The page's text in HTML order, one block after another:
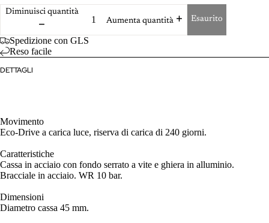
Diminuisci quantità
Aumenta quantità
Esaurito
Spedizione con GLS
Reso facile
DETTAGLI
Movimento
Eco-Drive a carica luce, riserva di carica di 240 giorni.
Caratteristiche
Cassa in acciaio con fondo serrato a vite e ghiera in alluminio.
Bracciale in acciaio. WR 10 bar.
Dimensioni
Diametro cassa 45 mm.